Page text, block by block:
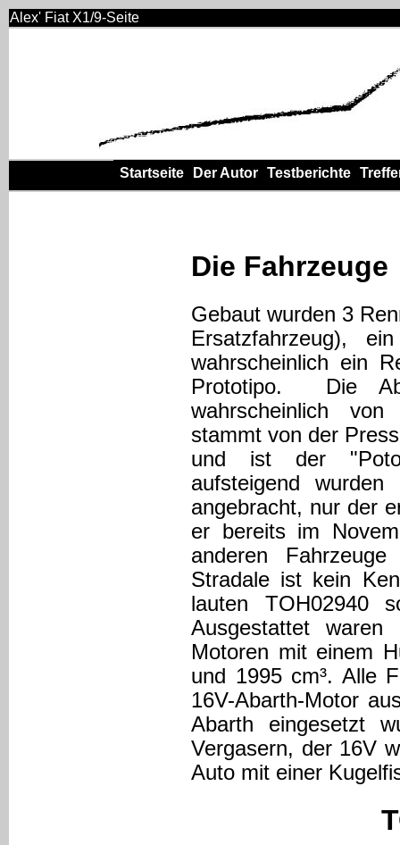
Alex' Fiat X1/9-Seite
Startseite Der Autor Testberichte
Die Fahrzeuge
Gebaut wurden 3
Ersatzfahrzeug),
wahrscheinlich ein
Prototipo. Die
wahrscheinlich
stammt von der
und ist der
aufsteigend
angebracht, nur der
er bereits im
anderen
Stradale ist kein
lauten TOH02940
Ausgestattet
Motoren mit einem
und 1995 cm³. Alle
16V-Abarth-Motor
Abarth eingesetzt
Vergasern, der 16V
Auto mit einer